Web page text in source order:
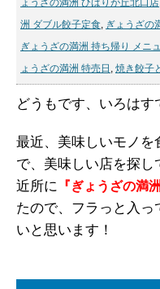
ょうざの満洲 ひばりが丘北口店
洲 ダブル餃子定食, ぎょうざの
ぎょうざの満洲 持ち帰り メニ
ょうざの満洲 特売日 , 焼き餃子
どうもです、いろはす
最近、美味しいモノ
で、美味しい店を探し
近所に 『ぎょうざの満
たので、フラっと入っ
いと思います！